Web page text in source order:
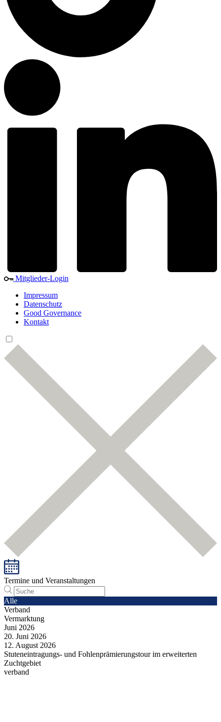
Mitglieder-Login
Impressum
Datenschutz
Good Governance
Kontakt
Termine und Veranstaltungen
Alle
Verband
Vermarktung
Juni 2026
20. Juni 2026
12. August 2026
Stuteneintragungs- und Fohlenprämierungstour im erweiterten
Zuchtgebiet
verband